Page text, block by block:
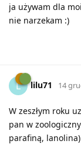
ja używam dla
nie narzekam :)
L lilu71 14
W zeszłym roku
pan w
parafiną,